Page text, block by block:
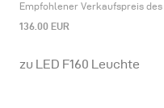
Empfohlener Verkaufspreis
136.00 EUR
zu LED F160 Leuchte